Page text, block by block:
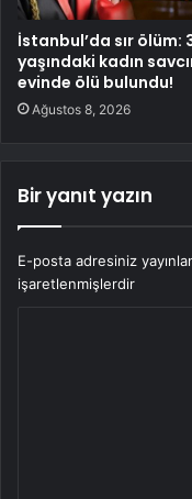
İstanbul’da sır ölüm:
yaşındaki kadın
evinde ölü bulundu!
Ağustos 8, 2026
Bir yanıt yazın
E-posta adresiniz
işaretlenmişlerdir